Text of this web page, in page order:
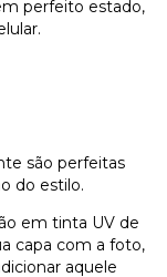
perfeito estado,
são perfeitas
do estilo.
em tinta UV de
capa com a foto,
aquele